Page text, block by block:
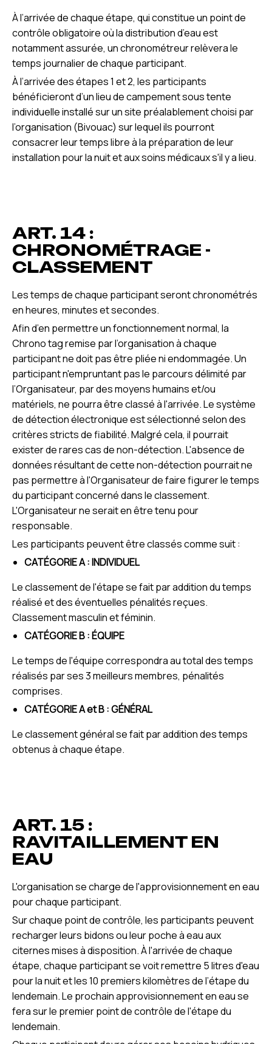
À l’arrivée de chaque étape, qui constitue un point de
contrôle obligatoire où la distribution d’eau est
notamment assurée, un chronométreur relèvera le
temps journalier de chaque participant.
À l’arrivée des étapes 1 et 2, les participants
bénéficieront d’un lieu de campement sous tente
individuelle installé sur un site préalablement choisi par
l’organisation (Bivouac) sur lequel ils pourront
consacrer leur temps libre à la préparation de leur
installation pour la nuit et aux soins médicaux s'il y a lieu.
ART. 14 :
CHRONOMÉTRAGE -
CLASSEMENT
Les temps de chaque participant seront chronométrés
en heures, minutes et secondes.
Afin d’en permettre un fonctionnement normal, la
Chrono tag remise par l’organisation à chaque
participant ne doit pas être pliée ni endommagée. Un
participant n'empruntant pas le parcours délimité par
l’Organisateur, par des moyens humains et/ou
matériels, ne pourra être classé à l'arrivée. Le système
de détection électronique est sélectionné selon des
critères stricts de fiabilité. Malgré cela, il pourrait
exister de rares cas de non-détection. L'absence de
données résultant de cette non-détection pourrait ne
pas permettre à l'Organisateur de faire figurer le temps
du participant concerné dans le classement.
L'Organisateur ne serait en être tenu pour
responsable.
Les participants peuvent être classés comme suit :
CATÉGORIE A : INDIVIDUEL
Le classement de l'étape se fait par addition du temps
réalisé et des éventuelles pénalités reçues.
Classement masculin et féminin.
CATÉGORIE B : ÉQUIPE
Le temps de l'équipe correspondra au total des temps
réalisés par ses 3 meilleurs membres, pénalités
comprises.
CATÉGORIE A et B : GÉNÉRAL
Le classement général se fait par addition des temps
obtenus à chaque étape.
ART. 15 :
RAVITAILLEMENT EN
EAU
L'organisation se charge de l'approvisionnement en eau
pour chaque participant.
Sur chaque point de contrôle, les participants peuvent
recharger leurs bidons ou leur poche à eau aux
citernes mises à disposition. À l'arrivée de chaque
étape, chaque participant se voit remettre 5 litres d'eau
pour la nuit et les 10 premiers kilomètres de l’étape du
lendemain. Le prochain approvisionnement en eau se
fera sur le premier point de contrôle de l'étape du
lendemain.